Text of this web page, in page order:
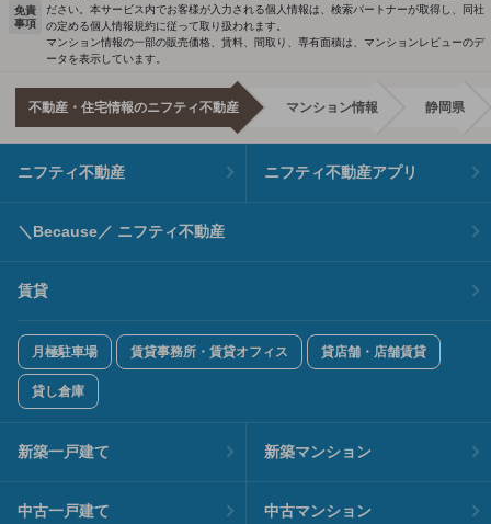
免責
事項
ださい。本サービス内でお客様が入力される個人情報は、検索パートナーが取得し、同社
の定める個人情報規約に従って取り扱われます。
マンション情報の一部の販売価格、賃料、間取り、専有面積は、マンションレビューのデ
ータを表示しています。
不動産・住宅情報のニフティ不動産 マンション情報 静岡県
ニフティ不動産 ニフティ不動産アプリ
＼Because／ ニフティ不動産
賃貸
月極駐車場 賃貸事務所・賃貸オフィス 貸店舗・店舗賃貸
貸し倉庫
新築一戸建て 新築マンション
中古一戸建て 中古マンション